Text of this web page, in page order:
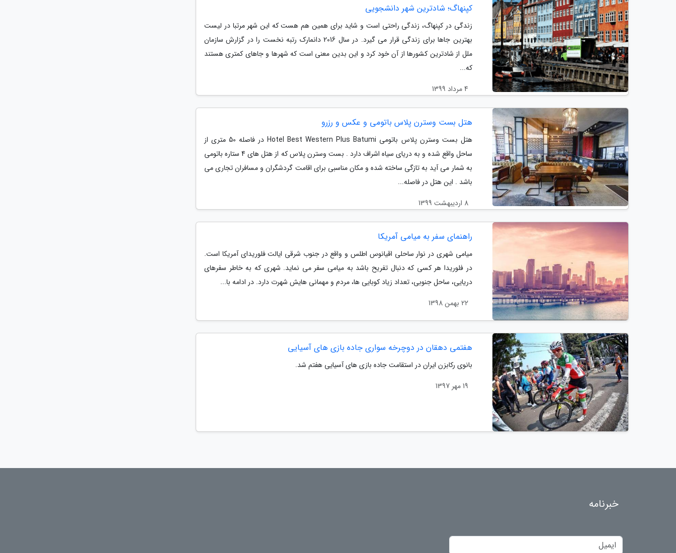
کپنهاگ؛ شادترین شهر دانشجویی
زندگی در کپنهاگ، زندگی راحتی است و شاید برای همین هم هست که این شهر مرتبا در لیست
بهترین جاها برای زندگی قرار می گیرد. در سال 2016 دانمارک رتبه نخست را در گزارش سازمان
ملل از شادترین کشورها از آن خود کرد و این بدین معنی است که شهرها و جاهای کمتری هستند
که...
4 مرداد 1399
هتل بست وسترن پلاس باتومی و عکس و رزرو
هتل بست وسترن پلاس باتومی Hotel Best Western Plus Batumi در فاصله 50 متری از
ساحل واقع شده و به دریای سیاه اشراف دارد . بست وسترن پلاس که از هتل های 4 ستاره باتومی
به شمار می آید به تازگی ساخته شده و مکان مناسبی برای اقامت گردشگران و مسافران تجاری می
باشد . این هتل در فاصله...
8 اردیبهشت 1399
راهنمای سفر به میامی آمریکا
میامی شهری در نوار ساحلی اقیانوس اطلس و واقع در جنوب شرقی ایالت فلوریدای آمریکا است.
در فلوریدا هر کسی که دنبال تفریح باشد به میامی سفر می نماید. شهری که به خاطر سفرهای
دریایی، ساحل جنوبی، تعداد زیاد کوبایی ها، مردم و مهمانی هایش شهرت دارد. در ادامه با...
22 بهمن 1398
هفتمی دهقان در دوچرخه سواری جاده بازی های آسیایی
بانوی رکابزن ایران در استقامت جاده بازی های آسیایی هفتم شد.
19 مهر 1397
خبرنامه